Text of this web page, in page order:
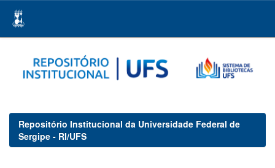
navigation
Repositório Institucional da Universidade Federal de
Sergipe - RI/UFS